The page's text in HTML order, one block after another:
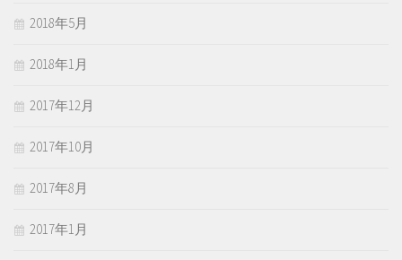
2018年5月
2018年1月
2017年12月
2017年10月
2017年8月
2017年1月